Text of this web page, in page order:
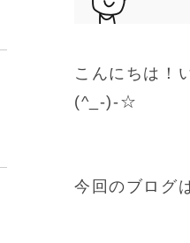
こんにちは！
(^_-)-☆
今回のブログ